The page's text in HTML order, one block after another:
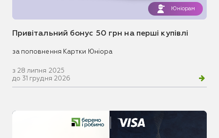
Юніорам
Привітальний бонус 50 грн на перші купівлі
за поповнення Картки Юніора
з 28 липня 2025
до 31 грудня 2026